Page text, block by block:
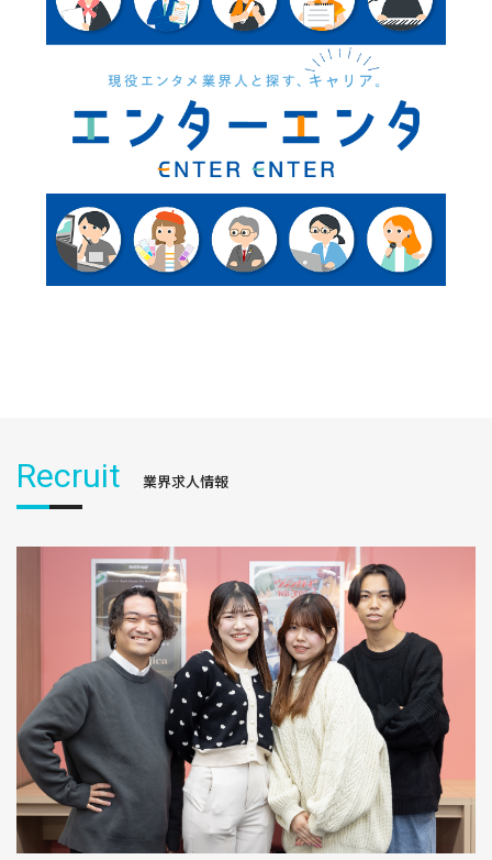
総合職【オープンポジション】
株式会社ブシロード
世界を彩るコンテンツ、次はあなたが広める番です。